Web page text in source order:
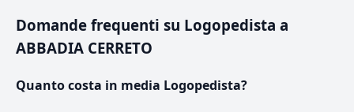
Domande frequenti su Logopedista a
ABBADIA CERRETO
Quanto costa in media Logopedista?